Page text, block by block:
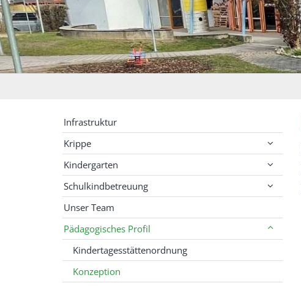
Infrastruktur
Krippe
Kindergarten
Schulkindbetreuung
Unser Team
Pädagogisches Profil
Kindertagesstättenordnung
Konzeption